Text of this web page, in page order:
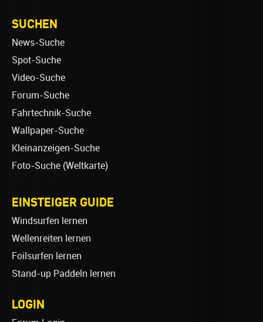
SUCHEN
News-Suche
Spot-Suche
Video-Suche
Forum-Suche
Fahrtechnik-Suche
Wallpaper-Suche
Kleinanzeigen-Suche
Foto-Suche (Weltkarte)
EINSTEIGER GUIDE
Windsurfen lernen
Wellenreiten lernen
Foilsurfen lernen
Stand-up Paddeln lernen
LOGIN